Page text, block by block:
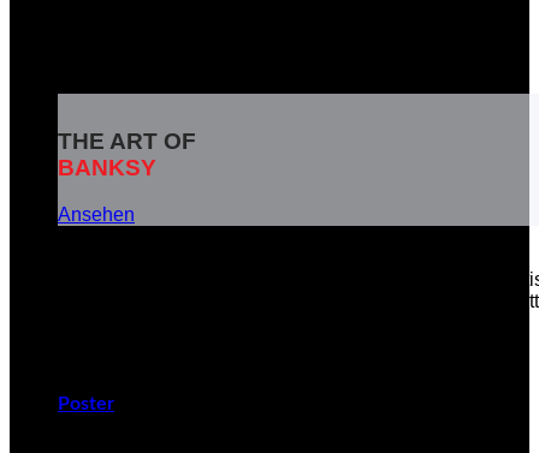
THE ART OF
BANKSY
Ansehen
Banksy ist das Pseudonym eines weltbekannten
soziale Botschaften in seinen Kunstwerken zu
Poster